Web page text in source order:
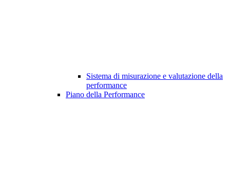
Sistema di misurazione e valutazione della
performance
Piano della Performance